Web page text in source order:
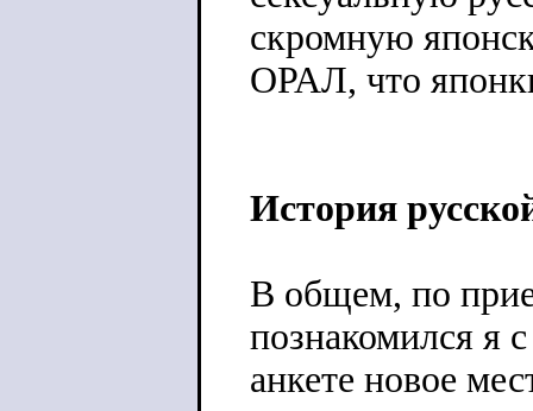
скромную
ОРАЛ, что
История
В общем, по
познакомился я
анкете новое